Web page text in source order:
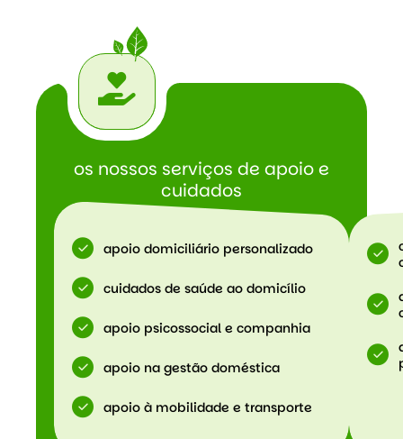
os nossos serviços de apoio e
cuidados
apoio domiciliário personalizado
cuidados de saúde ao domicílio
apoio psicossocial e companhia
apoio na gestão doméstica
apoio à mobilidade e transporte